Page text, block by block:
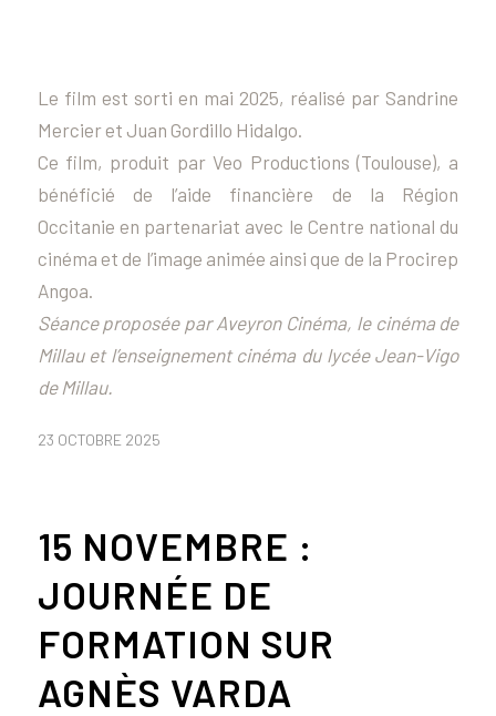
Le film est sorti en mai 2025, réalisé par Sandrine
Mercier et Juan Gordillo Hidalgo.
Ce film, produit par Veo Productions (Toulouse), a
bénéficié de l’aide financière de la Région
Occitanie en partenariat avec le Centre national du
cinéma et de l’image animée ainsi que de la Procirep
Angoa.
Séance proposée par Aveyron Cinéma, le cinéma de
Millau et l’enseignement cinéma du lycée Jean-Vigo
de Millau.
23 OCTOBRE 2025
15 NOVEMBRE :
JOURNÉE DE
FORMATION SUR
AGNÈS VARDA